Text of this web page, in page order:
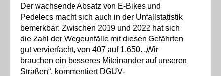
Der wachsende Absatz von E-Bikes und
Pedelecs macht sich auch in der Unfallstatistik
bemerkbar: Zwischen 2019 und 2022 hat sich
die Zahl der Wegeunfälle mit diesen Gefährten
gut vervierfacht, von 407 auf 1.650. „Wir
brauchen ein besseres Miteinander auf unseren
Straßen“, kommentiert DGUV-